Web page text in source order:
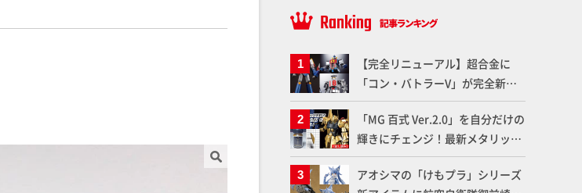
【完全リニューアル】超合金に
「コン・バトラーV」が完全新規
造形で登場！気になる仕様を試作
品の撮り下ろしでご紹介!!さらに
「大鉄人17」＆「ワンエイト」セ
ット情報もお届け！【超合金の
魂】
「MG 百式 Ver.2.0」を自分だけの
輝きにチェンジ！最新メタリック
塗料を使ってより金属感を増した
仕上がりに!!【試し読み】
アオシマの「けもプラ」シリーズ